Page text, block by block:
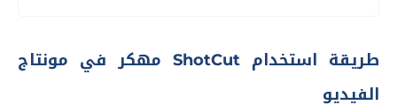
طريقة استخدام ShotCut مهكر في مونتاج
الفيديو